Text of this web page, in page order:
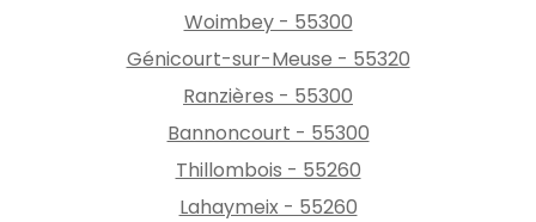
Woimbey - 55300
Génicourt-sur-Meuse - 55320
Ranzières - 55300
Bannoncourt - 55300
Thillombois - 55260
Lahaymeix - 55260